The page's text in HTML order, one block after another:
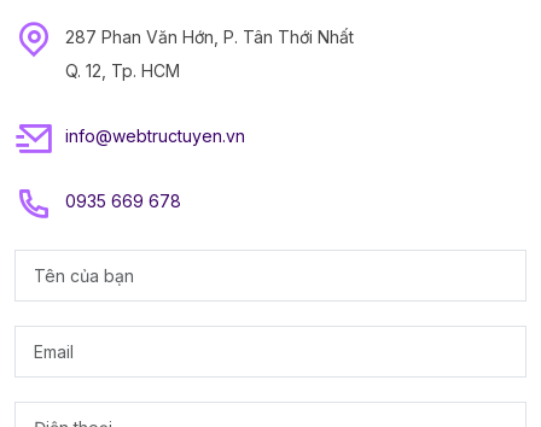
287 Phan Văn Hớn, P. Tân Thới Nhất
Q. 12, Tp. HCM
info@webtructuyen.vn
0935 669 678